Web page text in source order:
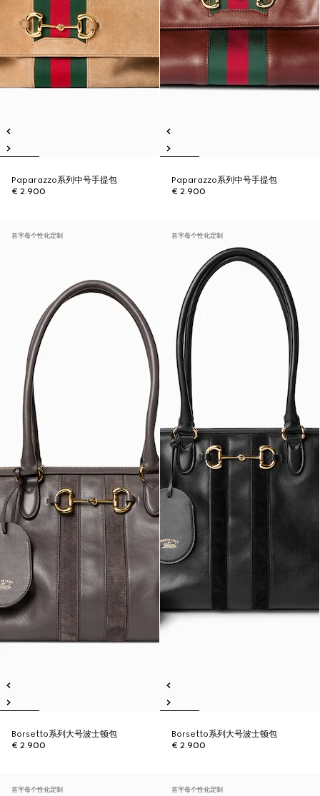
Paparazzo系列中号手提包
€ 2.900
Paparazzo系列中号手提包
€ 2.900
首字母个性化定制
Borsetto系列大号波士顿包
€ 2.900
首字母个性化定制
Borsetto系列大号波士顿包
€ 2.900
首字母个性化定制 首字母个性化定制